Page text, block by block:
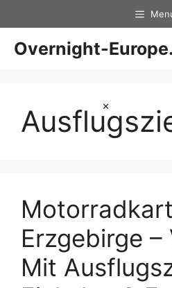
×
Inhalt
springen
Overnight-
Erzgebirge –
Mit